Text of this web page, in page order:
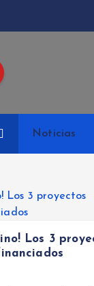
Noticias
Los 3